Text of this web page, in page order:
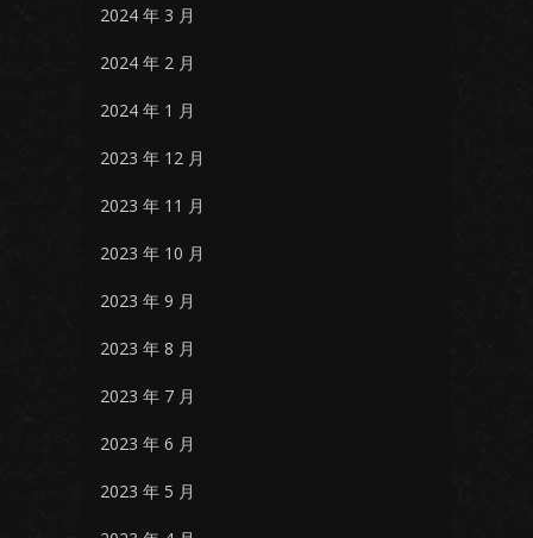
2024 年 3 月
2024 年 2 月
2024 年 1 月
2023 年 12 月
2023 年 11 月
2023 年 10 月
2023 年 9 月
2023 年 8 月
2023 年 7 月
2023 年 6 月
2023 年 5 月